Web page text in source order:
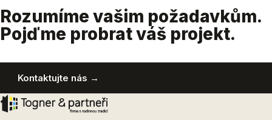
Rozumíme vašim požadavkům.
Pojďme probrat váš projekt.
Kontaktujte nás →